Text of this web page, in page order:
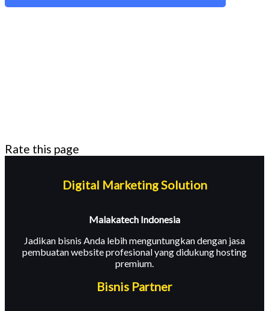
Rate this page
Digital Marketing Solution
Malakatech Indonesia
Jadikan bisnis Anda lebih menguntungkan dengan jasa
pembuatan website profesional yang didukung hosting
premium.
Bisnis Partner